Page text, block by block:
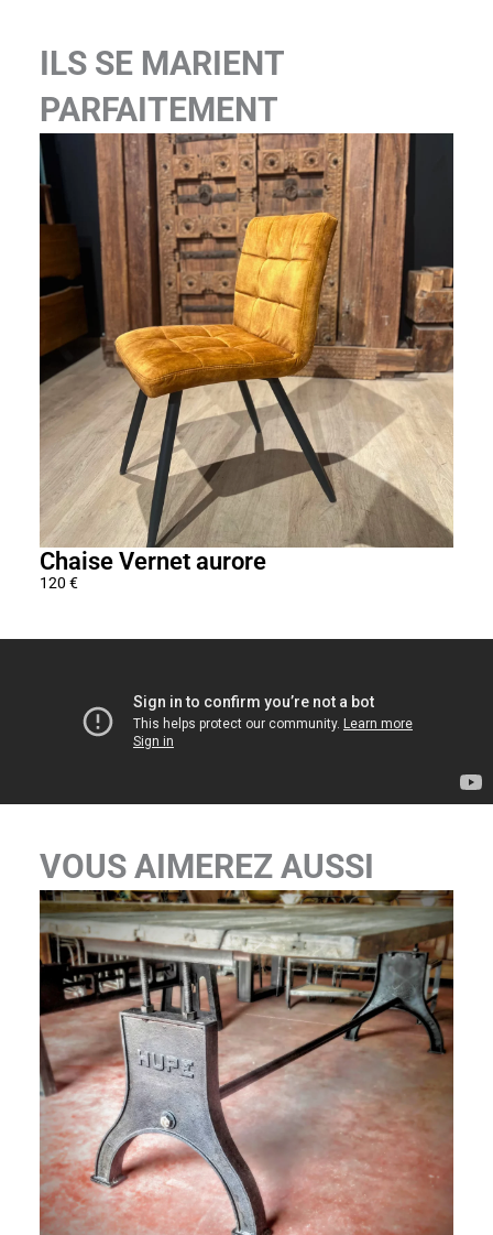
ILS SE MARIENT
PARFAITEMENT
Chaise Vernet aurore
120 €
VOUS AIMEREZ AUSSI